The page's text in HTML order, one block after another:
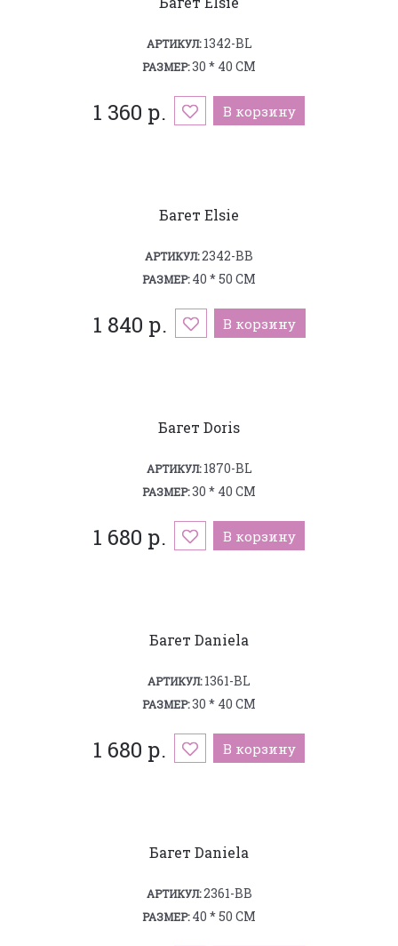
АРТИКУЛ:1342-BL
РАЗМЕР:30 * 40 СМ
1 360 р. В корзину
Багет Elsie
АРТИКУЛ:2342-BB
РАЗМЕР:40 * 50 СМ
1 840 р. В корзину
Багет Doris
АРТИКУЛ:1870-BL
РАЗМЕР:30 * 40 СМ
1 680 р. В корзину
Багет Daniela
АРТИКУЛ:1361-BL
РАЗМЕР:30 * 40 СМ
1 680 р. В корзину
Багет Daniela
АРТИКУЛ:2361-BB
РАЗМЕР:40 * 50 СМ